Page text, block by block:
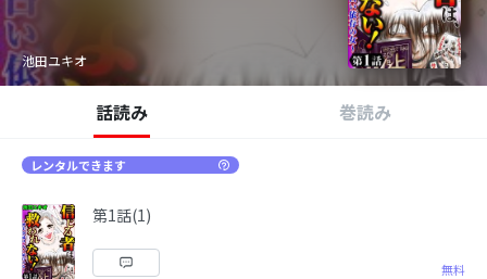
池田ユキオ
話読み 巻読み
レンタルできます
第1話(1)
無料